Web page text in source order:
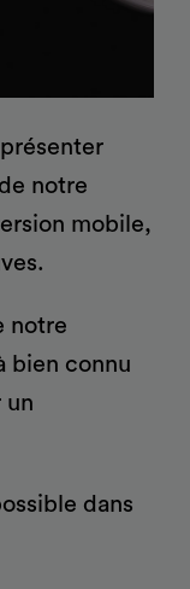
notre
mobile,
notre
bien connu
un
dans
de
Vidéo